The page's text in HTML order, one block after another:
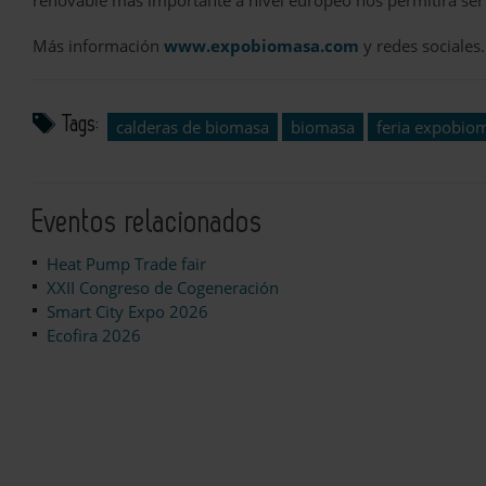
Más información www.expobiomasa.com y redes sociales.
Tags: calderas de biomasa biomasa feria
Eventos relacionados
Heat Pump Trade fair
XXII Congreso de Cogeneración
Smart City Expo 2026
Ecofira 2026